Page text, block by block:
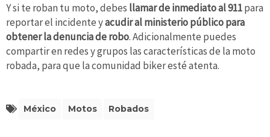
Y si te roban tu moto, debes llamar de inmediato al 911para
reportar el incidente yacudir al ministerio público para
obtener la denuncia de robo. Adicionalmente puedes
compartir en redes y grupos las características de la moto
robada, para que la comunidad biker esté atenta.
México Motos Robados